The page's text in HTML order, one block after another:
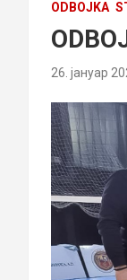
ODBOJKA
26. јануар